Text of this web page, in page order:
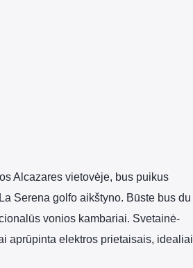
Alcazares vietovėje, bus puikus
Serena golfo aikštyno. Būste bus du
vonios kambariai. Svetainė-
aprūpinta elektros prietaisais, idealiai